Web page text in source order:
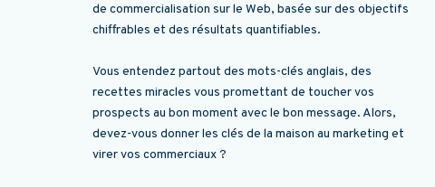
de commercialisation sur le Web, basée sur des objectifs
chiffrables et des résultats quantifiables.
Vous entendez partout des mots-clés anglais, des
recettes miracles vous promettant de toucher vos
prospects au bon moment avec le bon message. Alors,
devez-vous donner les clés de la maison au marketing et
virer vos commerciaux ?